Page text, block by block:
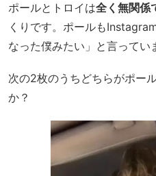
ポールとトロイは全く無関係
くりです。ポールも
なった僕みたい」と言ってい
次の2枚のうちどちらがポー
か？